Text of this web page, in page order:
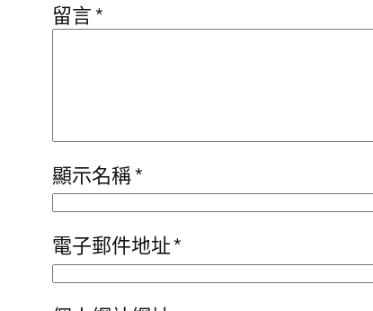
留言*
顯示名稱*
電子郵件地址*